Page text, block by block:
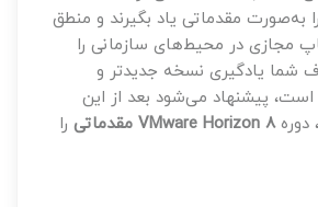
به‌صورت مقدماتی یاد بگیرند و منطق
مجازی در محیط‌های سازمانی را
شما یادگیری نسخه جدیدتر و
است، پیشنهاد می‌شود بعد از این
دورهVMware Horizon 8 مقدماتی
را